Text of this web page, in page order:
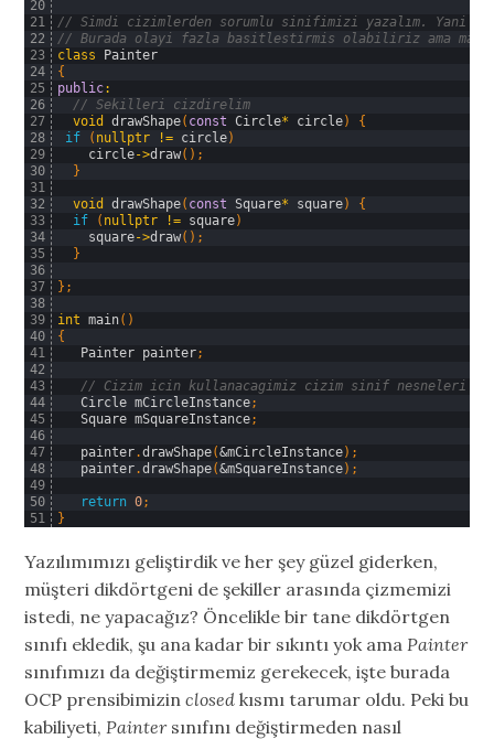
20
21
22
23
24
25
26
27
28
29
30
31
32
33
34
35
36
37
38
39
40
41
42
43
44
45
46
47
48
49
50
51
// Simdi cizimlerden sorumlu sinifimizi yazalım. Yani
// Burada olayi fazla basitlestirmis olabiliriz ama mantik
class
Painter
{
public:
// Sekilleri cizdirelim
void
drawShape( const Circle* circle)
{
if
( nullptr != circle)
circle->draw( ) ;
}
void drawShape( const Square* square)
{
if
( nullptr != square)
square->draw( ) ;
}
} ;
int main( )
{
Painter painter;
// Cizim icin kullanacagimiz cizim sinif nesneleri
Circle mCircleInstance;
Square mSquareInstance;
painter.drawShape(&mCircleInstance) ;
painter.drawShape(&mSquareInstance) ;
return 0;
}
Yazılımımızı geliştirdik ve her şey güzel giderken,
müşteri dikdörtgeni de şekiller arasında çizmemizi
istedi, ne yapacağız? Öncelikle bir tane dikdörtgen
sınıfı ekledik, şu ana kadar bir sıkıntı yok ama Painter
sınıfımızı da değiştirmemiz gerekecek, işte burada
OCP prensibimizinclosedkısmı tarumar oldu. Peki bu
kabiliyeti, Paintersınıfını değiştirmeden nasıl